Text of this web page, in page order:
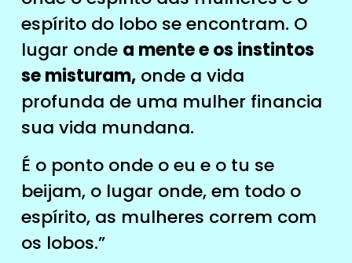
espírito do lobo se encontram. O
lugar onde a mente e os instintos
se misturam,onde a vida
profunda de uma mulher financia
sua vida mundana.
É o ponto onde o eu e o tu se
beijam, o lugar onde, em todo o
espírito, as mulheres correm com
os lobos.”